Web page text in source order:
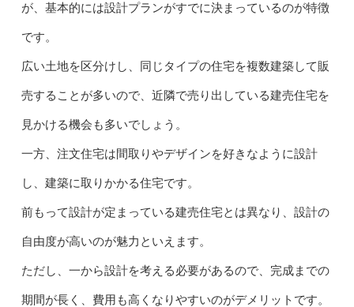
が、基本的には設計プランがすでに決まっているのが特徴
です。
広い土地を区分けし、同じタイプの住宅を複数建築して販
売することが多いので、近隣で売り出している建売住宅を
見かける機会も多いでしょう。
一方、注文住宅は間取りやデザインを好きなように設計
し、建築に取りかかる住宅です。
前もって設計が定まっている建売住宅とは異なり、設計の
自由度が高いのが魅力といえます。
ただし、一から設計を考える必要があるので、完成までの
期間が長く、費用も高くなりやすいのがデメリットです。